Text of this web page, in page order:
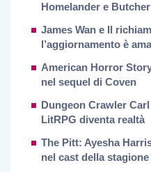
Homelander e Butcher
James Wan e Il
l’aggiornamento è
American Horror
nel sequel di Coven
Dungeon Crawler
LitRPG diventa realtà
The Pitt: Ayesha
nel cast della stagione